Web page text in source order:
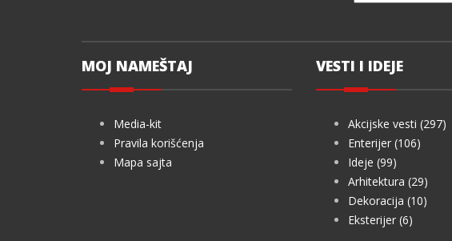
MOJ NAMEŠTAJ
Media-kit
Pravila korišćenja
Mapa sajta
VESTI I IDEJE
Akcijske vesti (297)
Enterijer (106)
Ideje (99)
Arhitektura (29)
Dekoracija (10)
Eksterijer (6)